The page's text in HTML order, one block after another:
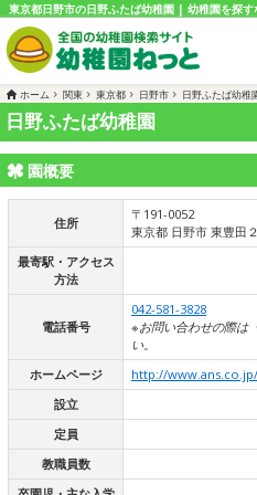
東京都日野市の日野ふたば幼稚園 | 幼稚園を探す
ホーム 関東 東京都 日野市 日野ふたば幼稚
日野ふたば幼稚園
園概要
住所
〒191-0052
東京都 日野市 東豊田
最寄駅・アクセス
方法
電話番号
042-581-3828
※お問い合わせの際は
い。
ホームページ
http://
設立
定員
教職員数